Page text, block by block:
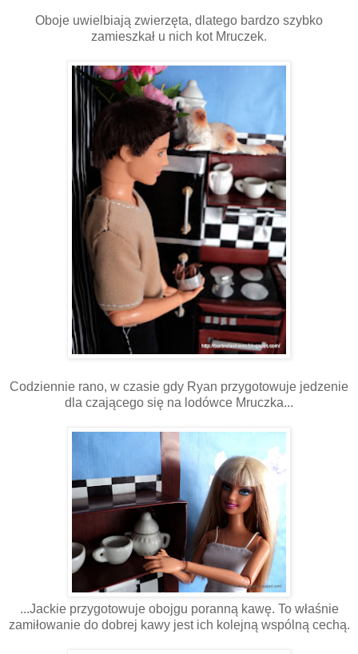
Oboje uwielbiają zwierzęta, dlatego bardzo szybko
zamieszkał u nich kot Mruczek.
Codziennie rano, w czasie gdy Ryan przygotowuje jedzenie
dla czającego się na lodówce Mruczka...
...Jackie przygotowuje obojgu poranną kawę. To właśnie
zamiłowanie do dobrej kawy jest ich kolejną wspólną cechą.